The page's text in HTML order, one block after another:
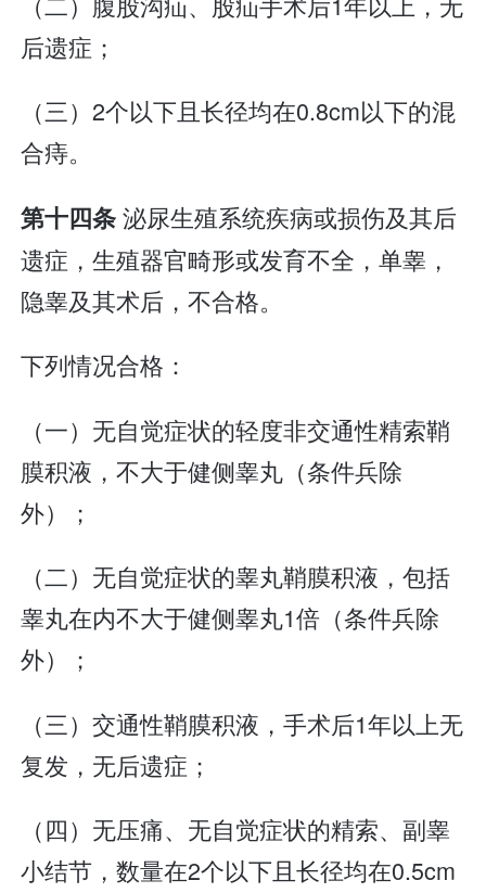
后遗症；
（三）2个以下且长径均在0.8cm以下的混
合痔。
第十四条泌尿生殖系统疾病或损伤及其后
遗症，生殖器官畸形或发育不全，单睾，
隐睾及其术后，不合格。
下列情况合格：
（一）无自觉症状的轻度非交通性精索鞘
膜积液，不大于健侧睾丸（条件兵除
外）；
（二）无自觉症状的睾丸鞘膜积液，包括
睾丸在内不大于健侧睾丸1倍（条件兵除
外）；
（三）交通性鞘膜积液，手术后1年以上无
复发，无后遗症；
（四）无压痛、无自觉症状的精索、副睾
小结节，数量在2个以下且长径均在0.5cm